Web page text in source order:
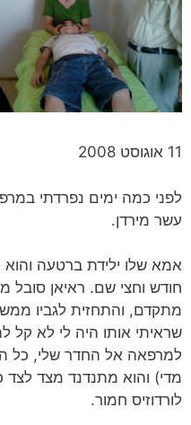
11 אוגוסט 2008
לפני כמה ימים נפרדתי
עשר מירדן.
אמא שלו ילידת ברטעה
חודש וחצי שם. ראיאן סובל
מתקדם, והתחזית לגביו
שראיתי אותו היה לי לא קל
למרפאה אל החדר שלי, כל
מדי) והוא מתנדנד מצד
לורדוזיס חמור.